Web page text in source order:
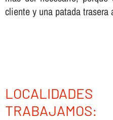
cliente y una patada
TRABAJAMOS: